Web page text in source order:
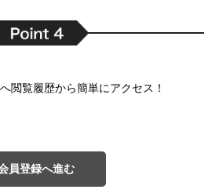
閲覧履歴から簡単にアクセス！
員登録へ進む